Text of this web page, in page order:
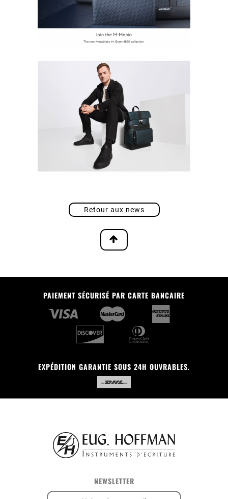
Retour aux news
PAIEMENT SÉCURISÉ PAR CARTE BANCAIRE
EXPÉDITION GARANTIE SOUS 24H OUVRABLES.
NEWSLETTER